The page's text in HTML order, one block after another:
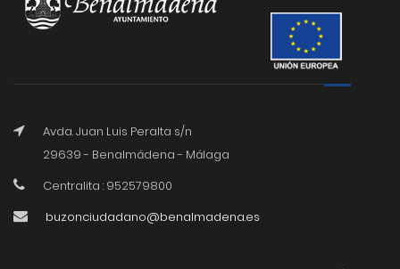
Avda. Juan Luis Peralta s/n
29639 - Benalmádena - Málaga
Centralita : 952579800
buzonciudadano@benalmadena.es